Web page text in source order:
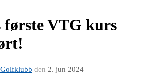
første VTG kurs
den 2. jun 2024